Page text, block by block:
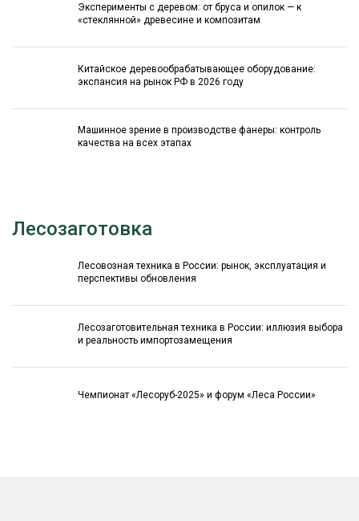
Эксперименты с деревом: от бруса и опилок — к
«стеклянной» древесине и композитам
Китайское деревообрабатывающее оборудование:
экспансия на рынок РФ в 2026 году
Машинное зрение в производстве фанеры: контроль
качества на всех этапах
Лесозаготовка
Лесовозная техника в России: рынок, эксплуатация и
перспективы обновления
Лесозаготовительная техника в России: иллюзия выбора
и реальность импортозамещения
Чемпионат «Лесоруб-2025» и форум «Леса России»